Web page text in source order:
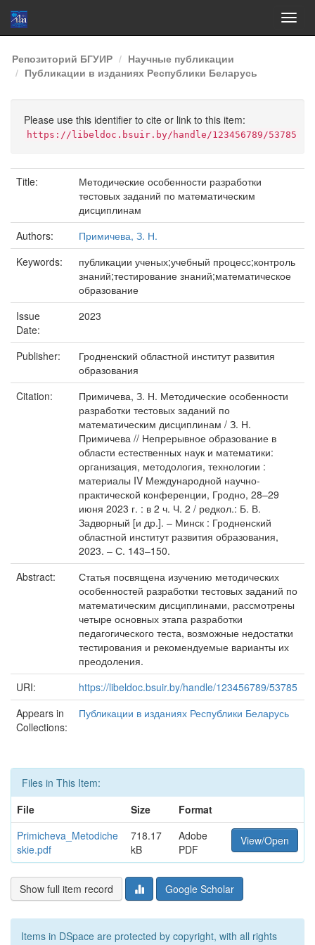
Skip
navigation
Репозиторий БГУИР
Научные публикации
Публикации в изданиях Республики Беларусь
Please use this identifier to cite or link to this item:
https://libeldoc.bsuir.by/handle/123456789/53785
Title:
Методические особенности разработки
тестовых заданий по математическим
дисциплинам
Authors:
Примичева, З. Н.
Keywords:
публикации ученых;учебный процесс;контроль
знаний;тестирование знаний;математическое
образование
Issue
Date:
2023
Publisher:
Гродненский областной институт развития
образования
Citation:
Примичева, З. Н. Методические особенности
разработки тестовых заданий по
математическим дисциплинам / З. Н.
Примичева // Непрерывное образование в
области естественных наук и математики:
организация, методология, технологии :
материалы IV Международной научно-
практической конференции, Гродно, 28–29
июня 2023 г. : в 2 ч. Ч. 2 / редкол.: Б. В.
Задворный [и др.]. – Минск : Гродненский
областной институт развития образования,
2023. – С. 143–150.
Abstract:
Статья посвящена изучению методических
особенностей разработки тестовых заданий по
математическим дисциплинами, рассмотрены
четыре основных этапа разработки
педагогического теста, возможные недостатки
тестирования и рекомендуемые варианты их
преодоления.
URI:
https://libeldoc.bsuir.by/handle/123456789/53785
Appears in
Collections:
Публикации в изданиях Республики Беларусь
Files in This Item:
File
Size
Format
Primicheva_Metodiche
skie.pdf
718.17
kB
Adobe
PDF
View/Open
Show full item record Google Scholar
Items in DSpace are protected by copyright, with all rights